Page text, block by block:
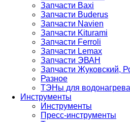
Запчасти Baxi
Запчасти Buderus
Запчасти Navien
Запчасти Kiturami
Запчасти Ferroli
Запчасти Lemax
Запчасти ЭВАН
Запчасти Жуковский,
Разное
ТЭНы для
Инструменты
Инструменты
Пресс-инструменты